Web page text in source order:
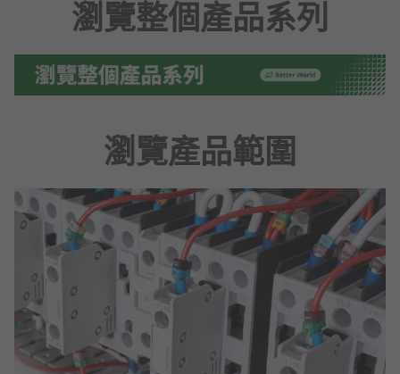
瀏覽整個產品系列
瀏覽產品範圍